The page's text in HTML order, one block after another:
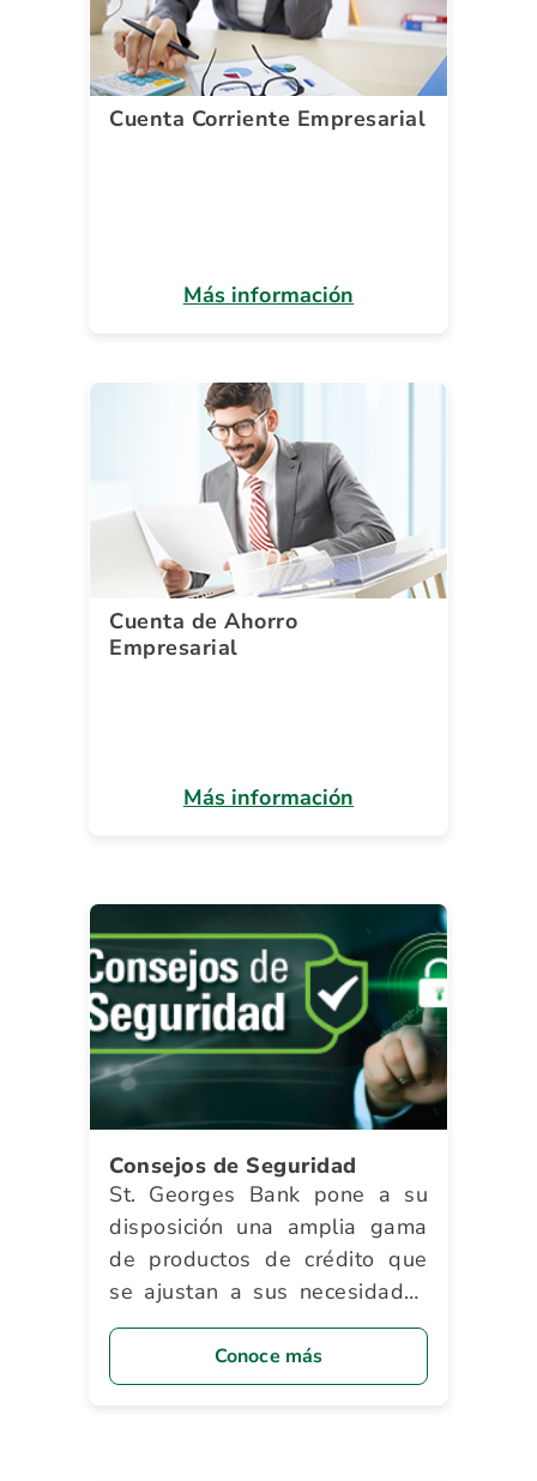
Cuenta Corriente Empresarial
Más información
Cuenta de Ahorro
Empresarial
Más información
Consejos de Seguridad
St. Georges Bank pone a su
disposición una amplia gama
de productos de crédito que
se ajustan a sus necesidades
y le brindan innumerables
beneficios.Conoce más